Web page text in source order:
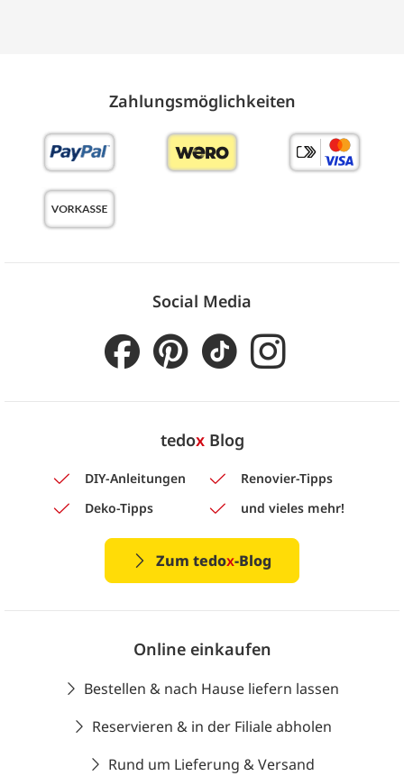
Zahlungs­möglich­keiten
Social Media
tedoxBlog
DIY-Anleitungen
Renovier-Tipps
Deko-Tipps
und vieles mehr!
Zum tedox-Blog
Online einkaufen
Bestellen & nach Hause liefern lassen
Reservieren & in der Filiale abholen
Rund um Lieferung & Versand